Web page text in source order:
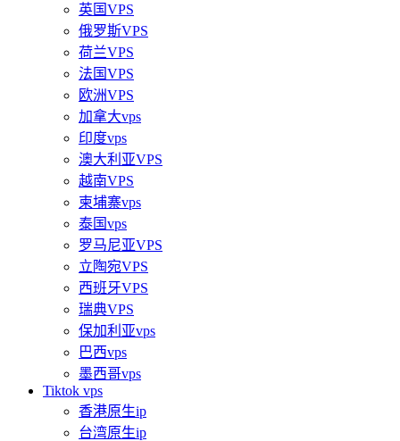
英国VPS
俄罗斯VPS
荷兰VPS
法国VPS
欧洲VPS
加拿大vps
印度vps
澳大利亚VPS
越南VPS
柬埔寨vps
泰国vps
罗马尼亚VPS
立陶宛VPS
西班牙VPS
瑞典VPS
保加利亚vps
巴西vps
墨西哥vps
Tiktok vps
香港原生ip
台湾原生ip